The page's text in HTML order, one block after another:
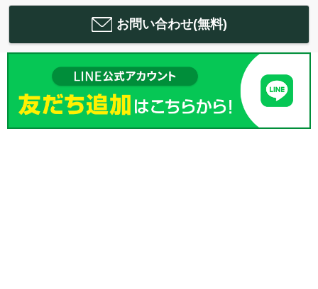
お問い合わせ(無料)